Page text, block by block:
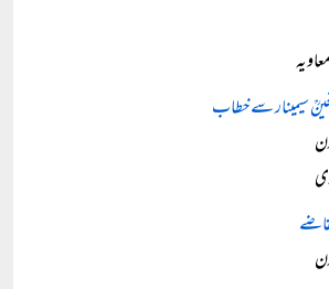
سیمینار سے خطاب